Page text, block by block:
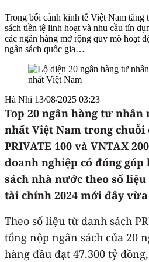
Trong bối cảnh kinh tế Việt Nam tăng
sách tiền tệ linh hoạt và nhu cầu tín
các ngân hàng mở rộng quy mô hoạt
ngân sách quốc gia…
Hà Nhi 13/08/2025 03:23
Top 20 ngân hàng tư nhân
nhất Việt Nam trong chuỗi
PRIVATE 100 và VNTAX
doanh nghiệp có đóng
sách nhà nước theo số
tài chính 2024 mới đây
Theo số liệu từ danh sách
tổng nộp ngân sách của 20
hàng đầu đạt 47.300 tỷ